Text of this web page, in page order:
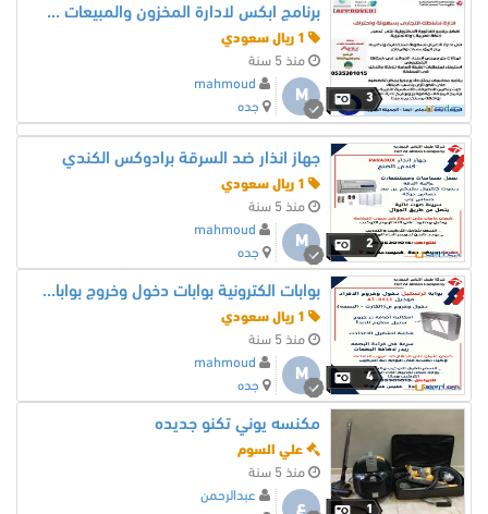
3
برنامج ابكس لادارة المخزون والمبيعات والمشتريات
منذ 5 سنة
M
mahmoud
جده
2
جهاز انذار ضد السرقة برادوكس الكندي
منذ 5 سنة
M
mahmoud
جده
4
بوابات الكترونية بوابات دخول وخروج بوابات تفتيش امنية
منذ 5 سنة
M
mahmoud
جده
1
مكنسه يوني تكنو جديده
علي السوم
منذ 5 سنة
ع
عبدالرحمن